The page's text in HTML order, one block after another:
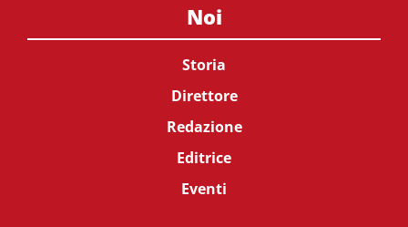
Noi
Storia
Direttore
Redazione
Editrice
Eventi